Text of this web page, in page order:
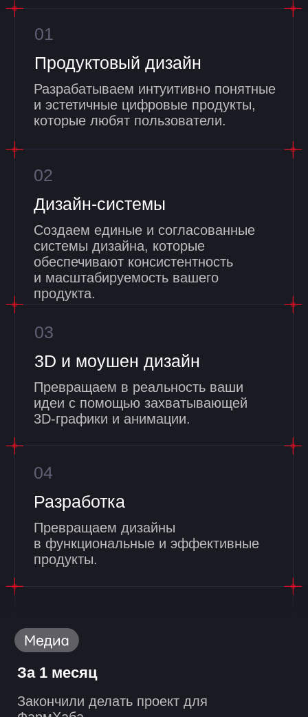
Стена любви
Станислав Крицкий
Менеджер проекта
Посмотрел фигму — это то,
что нужно и в очень крутом
исполнении, спасибо!
Трибуна
Лайфстайл
Смотреть все